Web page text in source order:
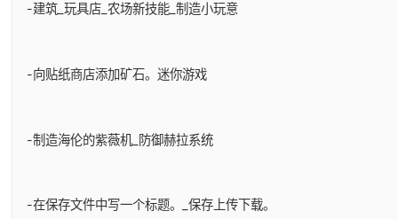
-建筑_玩具店_农场新技能_制造小玩意
-向贴纸商店添加矿石。迷你游戏
-制造海伦的紫薇机_防御赫拉系统
-在保存文件中写一个标题。_保存上传下载。